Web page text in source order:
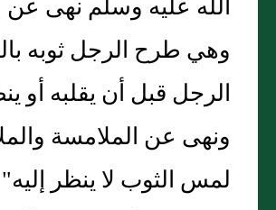
وهي طرح الرجل ثوبه
الرجل قبل أن يقلبه أو
ونهى عن الملامسة
لمس الثوب لا ينظر إليه"